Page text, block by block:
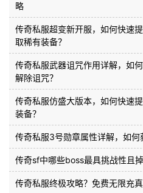
略
传奇私服超变新开服，如何快速
取稀有装备？
传奇私服武器诅咒作用详解，如
解除诅咒？
传奇私服仿盛大版本，如何快速
装备？
传奇私服3号勋章属性详解，如何
传奇sf中哪些boss最具挑战性且掉
传奇私服终极攻略？免费无限充真